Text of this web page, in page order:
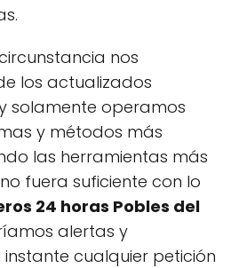
nos
los actualizados
solamente operamos
y métodos más
las herramientas más
fuera suficiente con lo
24 horas Pobles del
alertas y
cualquier petición